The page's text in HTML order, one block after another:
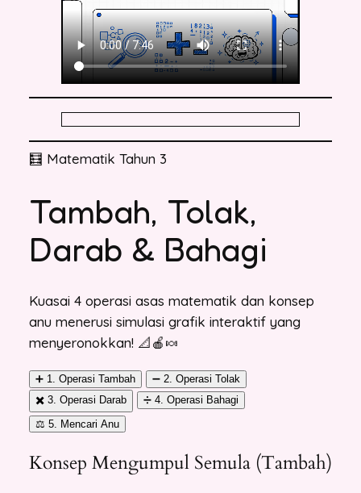
🧮 Matematik Tahun 3
Tambah, Tolak,
Darab & Bahagi
Kuasai 4 operasi asas matematik dan konsep
anu menerusi simulasi grafik interaktif yang
menyeronokkan! 📐🍎🍬
➕ 1. Operasi Tambah
➖ 2. Operasi Tolak
✖️ 3. Operasi Darab
➗ 4. Operasi Bahagi
⚖️ 5. Mencari Anu
Konsep Mengumpul Semula (Tambah)